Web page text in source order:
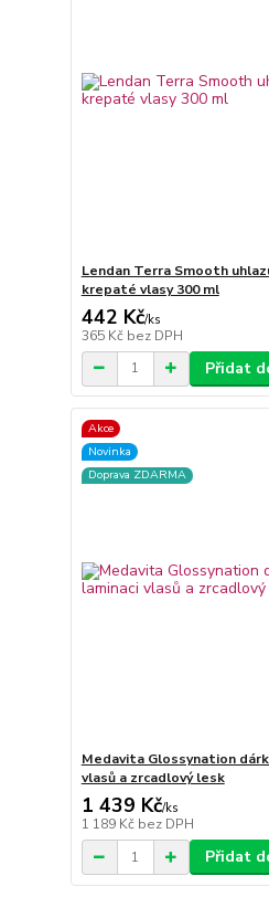
Lendan Terra Smooth
krepaté vlasy 300 ml
442 Kč/ks
365 Kč bez DPH
Přidat
Akce
Novinka
Doprava ZDARMA
Medavita Glossynation
vlasů a zrcadlový lesk
1 439 Kč/ks
1 189 Kč bez DPH
Přidat